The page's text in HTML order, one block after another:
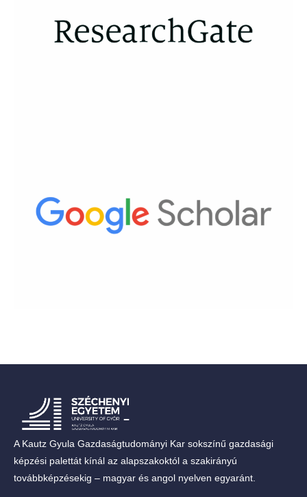
A Kautz Gyula Gazdaságtudományi Kar sokszínű gazdasági
képzési palettát kínál az alapszakoktól a szakirányú
továbbképzésekig – magyar és angol nyelven egyaránt.